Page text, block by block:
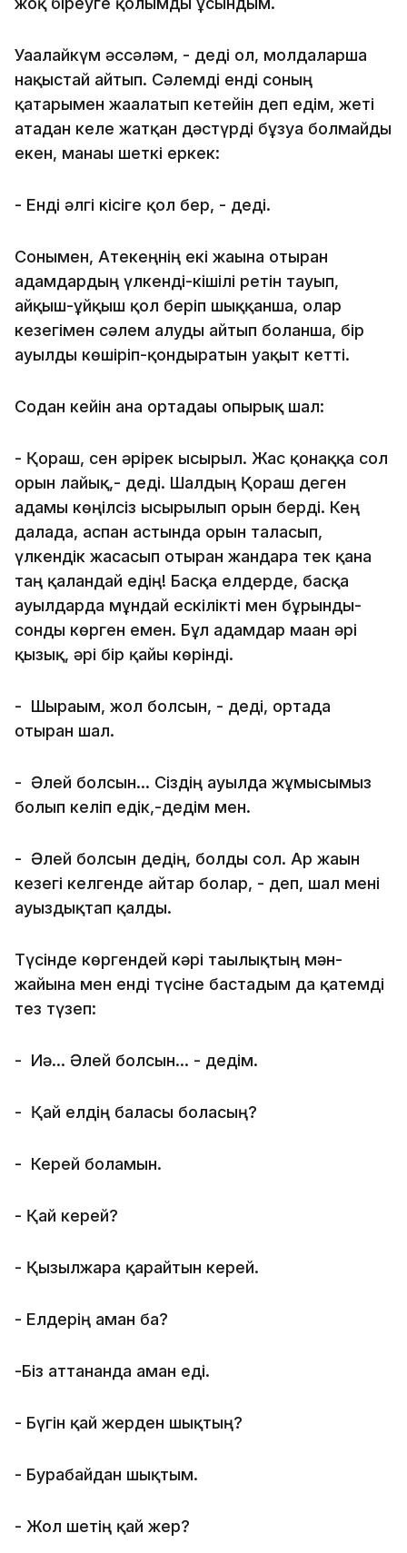
Уағалайкүм әссәләм, - деді ол, молдаларша
нақыстай айтып. Сәлемді енді соның
қатарымен жағалатып кетейін деп едім, жеті
атадан келе жатқан дәстүрді бұзуға болмайды
екен, манағы шеткі еркек:
- Енді әлгі кісіге қол бер, - деді.
Сонымен, Атекеңнің екі жағына отырған
адамдардың үлкенді-кішілі ретін тауып,
айқыш-ұйқыш қол беріп шыққанша, олар
кезегімен сәлем алуды айтып болғанша, бір
ауылды көшіріп-қондыратын уақыт кетті.
Содан кейін ғана ортадағы опырық шал:
- Қораш, сен әрірек ысырыл. Жас қонаққа сол
орын лайық,- деді. Шалдың Қораш деген
адамы көңілсіз ысырылып орын берді. Кең
далада, аспан астында орын талғасып,
үлкендік жасасып отырған жандарға тек қана
таң қалғандай едің! Басқа елдерде, басқа
ауылдарда мұндай ескілікті мен бұрынды-
сонды көрген емен. Бұл адамдар маған әрі
қызық, әрі бір қайғы көрінді.
- Шырағым, жол болсын, - деді, ортада
отырған шал.
- Әлей болсын... Сіздің ауылда жұмысымыз
болып келіп едік,-дедім мен.
- Әлей болсын дедің, болды сол. Ар жағын
кезегі келгенде айтар болар, - деп, шал мені
ауыздықтап қалды.
Түсінде көргендей кәрі тағылықтың мән-
жайына мен енді түсіне бастадым да қатемді
тез түзеп:
- Иә... Әлей болсын... - дедім.
- Қай елдің баласы боласың?
- Керей боламын.
- Қай керей?
- Қызылжарға қарайтын керей.
- Елдерің аман ба?
-Біз аттанғанда аман еді.
- Бүгін қай жерден шықтың?
- Бурабайдан шықтым.
- Жол шетің қай жер?